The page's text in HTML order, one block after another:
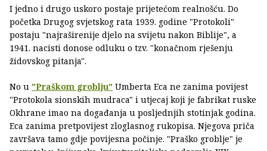
I jedno i drugo uskoro postaje prijetećom realnošću. Do
početka Drugog svjetskog rata 1939. godine "Protokoli"
postaju "najraširenije djelo na svijetu nakon Biblije", a
1941. nacisti donose odluku o tzv. "konačnom rješenju
židovskog pitanja".
No u "Praškom groblju" Umberta Eca ne zanima povijest
"Protokola sionskih mudraca" i utjecaj koji je fabrikat ruske
Okhrane imao na događanja u posljednjih stotinjak godina.
Eca zanima pretpovijest zloglasnog rukopisa. Njegova priča
završava tamo gdje povijesna počinje. "Praško groblje" je